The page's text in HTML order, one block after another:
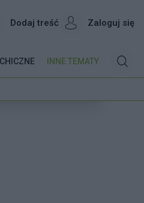
Dodaj treść Zaloguj się
INNE TEMATY